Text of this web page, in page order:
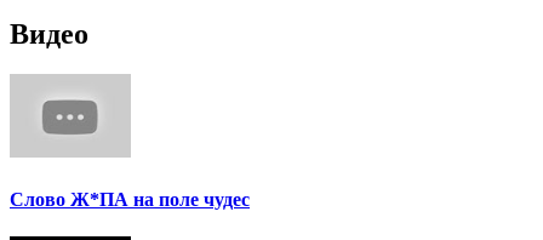
Видео
Слово Ж*ПА на поле чудес